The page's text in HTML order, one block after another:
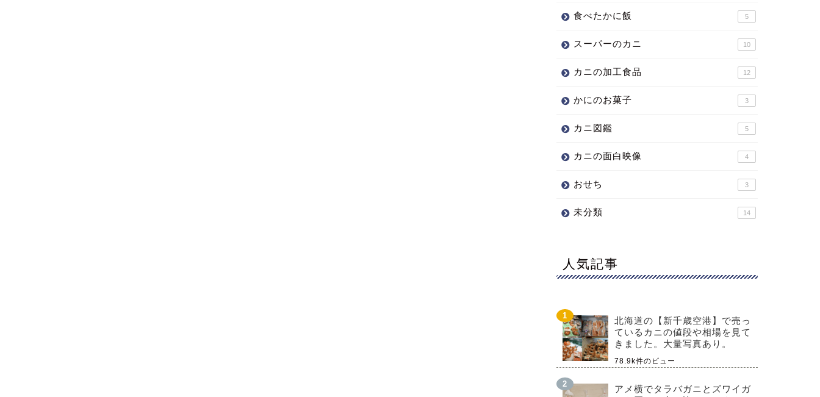
食べたかに飯 5
スーパーのカニ 10
カニの加工食品 12
かにのお菓子 3
カニ図鑑 5
カニの面白映像 4
おせち 3
未分類 14
人気記事
北海道の【新千歳空港】で売っ
ているカニの値段や相場を見て
きました。大量写真あり。
78.9k件のビュー
アメ横でタラバガニとズワイガ